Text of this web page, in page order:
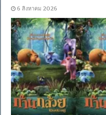
6 สิงหาคม 2026